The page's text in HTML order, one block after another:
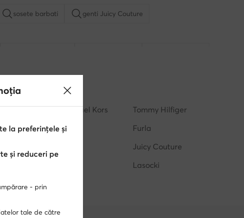
sosete barbati genti Juicy Couture
MICHAEL Michael Kors
Tommy Hilfiger
Calvin Klein
Furla
Juicy Couture
Lasocki
la preferințele și
și reduceri pe
- prin
tale de către